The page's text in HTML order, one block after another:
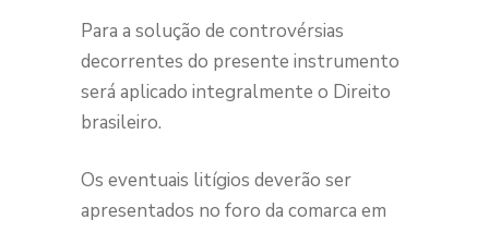
Para a solução de controvérsias
decorrentes do presente instrumento
será aplicado integralmente o Direito
brasileiro.
Os eventuais litígios deverão ser
apresentados no foro da comarca em